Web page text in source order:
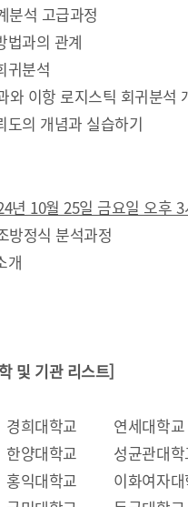
분석 고급과정
법과의 관계
귀분석
와 이항 로지스틱 회귀분석
도의 개념과 실습하기
년 10월 25일 금요일 오후 3
방정식 분석과정
개
및 기관 리스트]
희대학교 연세대학교
양대학교 성균관대학
익대학교 이화여자대